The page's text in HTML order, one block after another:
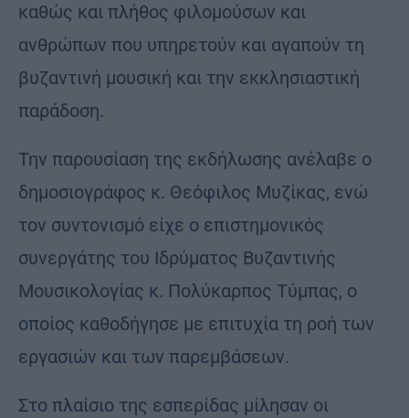
καθώς και πλήθος φιλομούσων και
ανθρώπων που υπηρετούν και αγαπούν τη
βυζαντινή μουσική και την εκκλησιαστική
παράδοση.
Την παρουσίαση της εκδήλωσης ανέλαβε ο
δημοσιογράφος κ. Θεόφιλος Μυζίκας, ενώ
τον συντονισμό είχε ο επιστημονικός
συνεργάτης του Ιδρύματος Βυζαντινής
Μουσικολογίας κ. Πολύκαρπος Τύμπας, ο
οποίος καθοδήγησε με επιτυχία τη ροή των
εργασιών και των παρεμβάσεων.
Στο πλαίσιο της εσπερίδας μίλησαν οι